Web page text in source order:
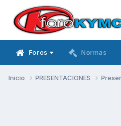
Foros Normas
Inicio PRESENTACIONES